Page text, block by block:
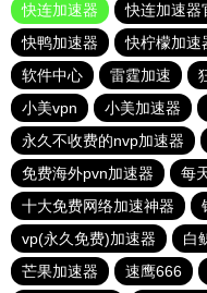
快连加速器
快连加速器
快鸭加速器
快柠檬加速
软件中心
雷霆加速
小美vpn
小美加速器
永久不收费的nvp加速器
免费海外pvn加速器
每
十大免费网络加速神器
vp(永久免费)加速器
白
芒果加速器
速鹰666